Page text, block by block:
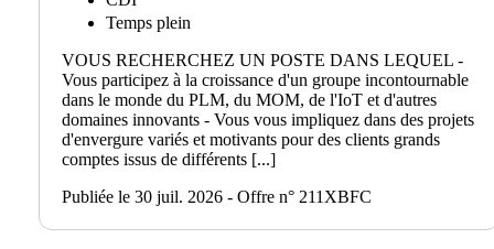
Temps plein
VOUS RECHERCHEZ UN POSTE DANS LEQUEL -
Vous participez à la croissance d'un groupe incontournable
dans le monde du PLM, du MOM, de l'IoT et d'autres
domaines innovants - Vous vous impliquez dans des projets
d'envergure variés et motivants pour des clients grands
comptes issus de différents [...]
Publiée le 30 juil. 2026 - Offre n° 211XBFC